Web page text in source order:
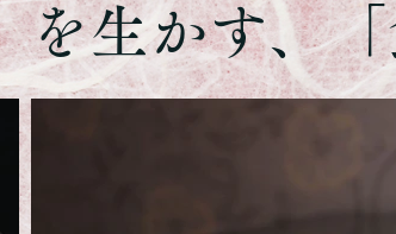
を生かす、